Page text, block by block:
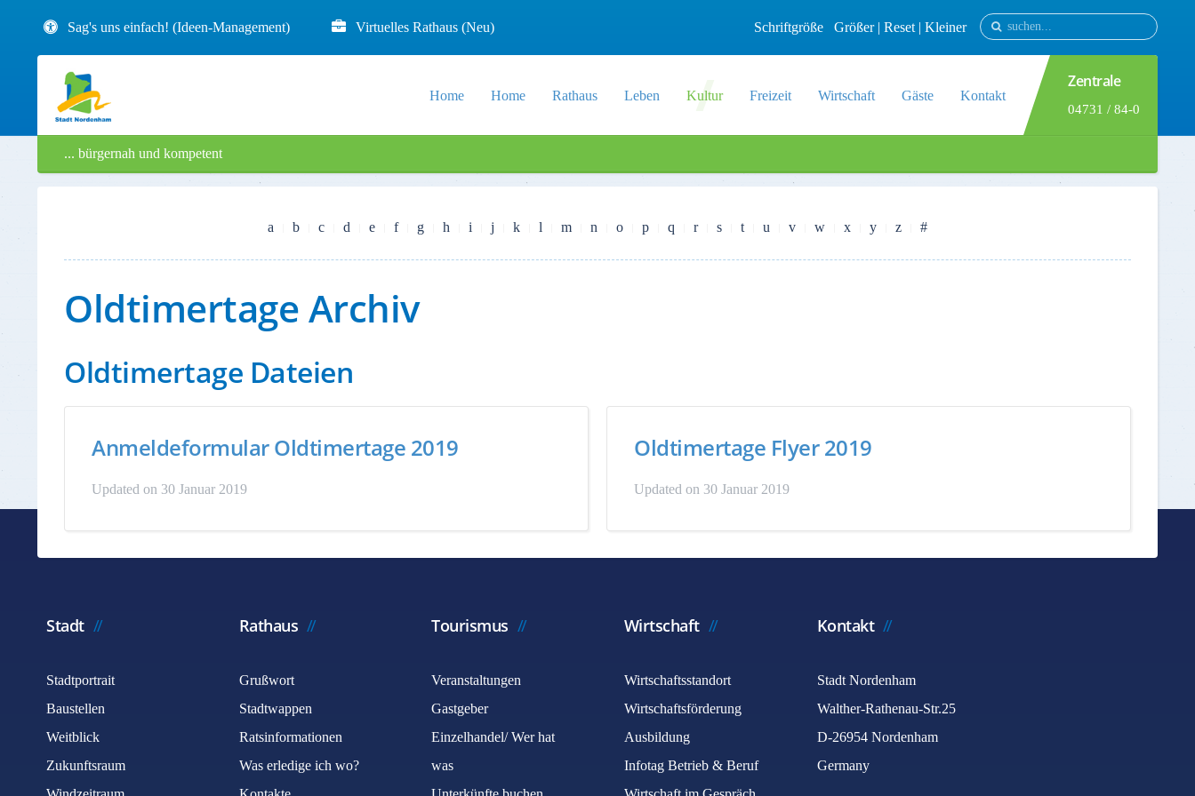
Sag's uns einfach! (Ideen-Management) Virtuelles Rathaus (Neu) Schriftgröße Größer| Reset | Kleiner
Home Home Rathaus Leben Kultur Freizeit Wirtschaft Gäste Kontakt
Zentrale
04731 / 84-0
... bürgernah und kompetent
a b c d e f g h i j k l m n o p q r s t u v w x y z #
Oldtimertage Archiv
Oldtimertage Dateien
Anmeldeformular Oldtimertage 2019
Updated on 30 Januar 2019
Oldtimertage Flyer 2019
Updated on 30 Januar 2019
Stadt
Stadtportrait
Baustellen
Weitblick
Zukunftsraum
Rathaus
Grußwort
Stadtwappen
Ratsinformationen
Was erledige ich wo?
Tourismus
Veranstaltungen
Gastgeber
Einzelhandel/ Wer hat
was
Wirtschaft
Wirtschaftsstandort
Wirtschaftsförderung
Ausbildung
Infotag Betrieb & Beruf
Kontakt
Stadt Nordenham
Walther-Rathenau-Str.25
D-26954 Nordenham
Germany